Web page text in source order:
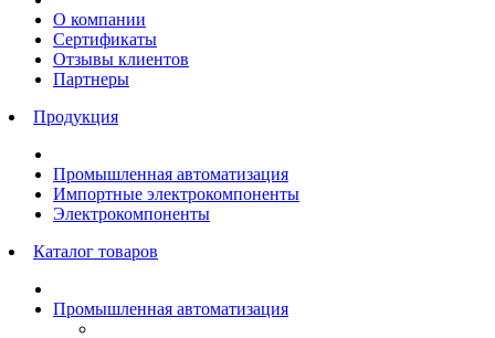
О компании
Сертификаты
Отзывы клиентов
Партнеры
Продукция
Промышленная автоматизация
Импортные электрокомпоненты
Электрокомпоненты
Каталог товаров
Промышленная автоматизация